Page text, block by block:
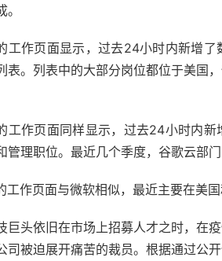
工作页面显示，过去24小时内新增
表。列表中的大部分岗位都位于美国
工作页面同样显示，过去24小时内
管理职位。最近几个季度，谷歌云部
作页面与微软相似，最近主要在美
巨头依旧在市场上招募人才之时，在
司被迫展开痛苦的裁员。根据通过公